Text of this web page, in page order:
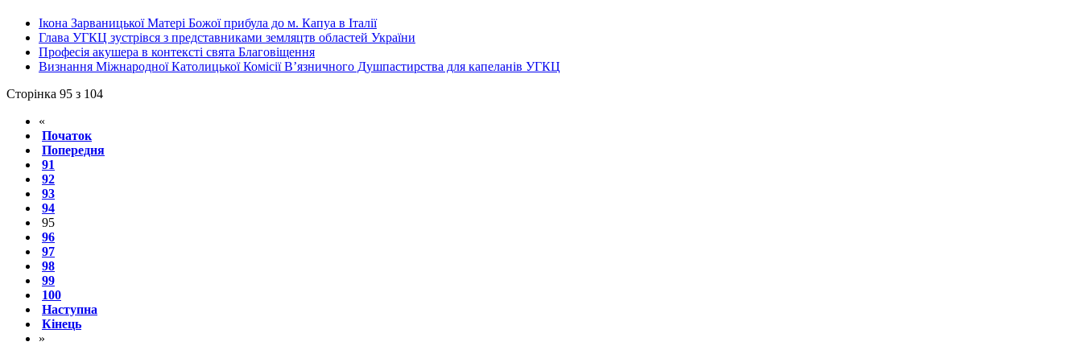
Ікона Зарваницької Матері Божої прибула до м. Капуа в Італії
Глава УГКЦ зустрівся з представниками земляцтв областей України
Професія акушера в контексті свята Благовіщення
Визнання Міжнародної Католицької Комісії В’язничного Душпастирства для капеланів УГКЦ
Сторінка 95 з 104
«
Початок
Попередня
91
92
93
94
95
96
97
98
99
100
Наступна
Кінець
»